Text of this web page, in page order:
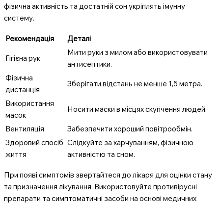
фізична активність та достатній сон укріплять імунну
систему.
Рекомендація Деталі
Гігієна рук
Мити руки з милом або використовувати
антисептики.
Фізична
дистанція
Зберігати відстань не менше 1,5 метра.
Використання
масок
Носити маски в місцях скупчення людей.
Вентиляція
Забезпечити хороший повітрообмін.
Здоровий спосіб
життя
Слідкуйте за харчуванням, фізичною
активністю та сном.
При появі симптомів звертайтеся до лікаря для оцінки стану
та призначення лікування. Використовуйте противірусні
препарати та симптоматичні засоби на основі медичних